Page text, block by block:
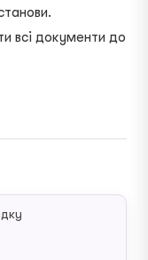
всі документи до